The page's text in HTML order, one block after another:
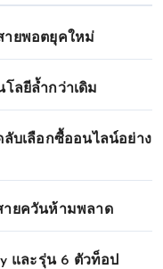
ายพอตยุคใหม่
ลยีล้ำกว่าเดิม
ลับเลือกซื้ออนไลน์อย่าง
ายควันห้ามพลาด
และรุ่น 6 ตัวท็อป